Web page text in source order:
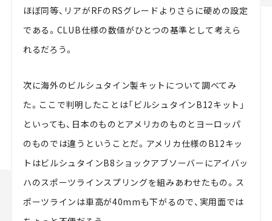
ほぼ同等、リアがRFのRSグレードよりさらに硬めの設定
である。CLUB仕様の数値がひとつの基準として考えら
れるだろう。
次に海外のビルシュタイン製キットについて調べてみ
た。ここで判明したことは「ビルシュタインB12キット」
といっても、日本のものとアメリカのものとヨーロッパ
のものでは違うということだ。アメリカ仕様のB12キッ
トはビルシュタインB8ショックアブソーバーにアイバッ
ハのスポーツラインスプリングを組みあわせたもの。ス
ポーツラインは車高が40mmも下がるので、実用面では